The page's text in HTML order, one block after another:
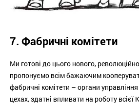
7. Фабричні комітети
Ми готові до цього нового,
пропонуємо всім бажаючим
фабричні комітети – органи
цехах, здатні впливати на роботу всієї